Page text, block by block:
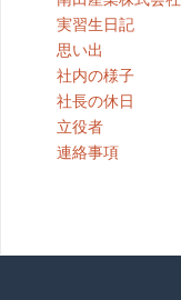
実習生日記
思い出
社内の様子
社長の休日
立役者
連絡事項